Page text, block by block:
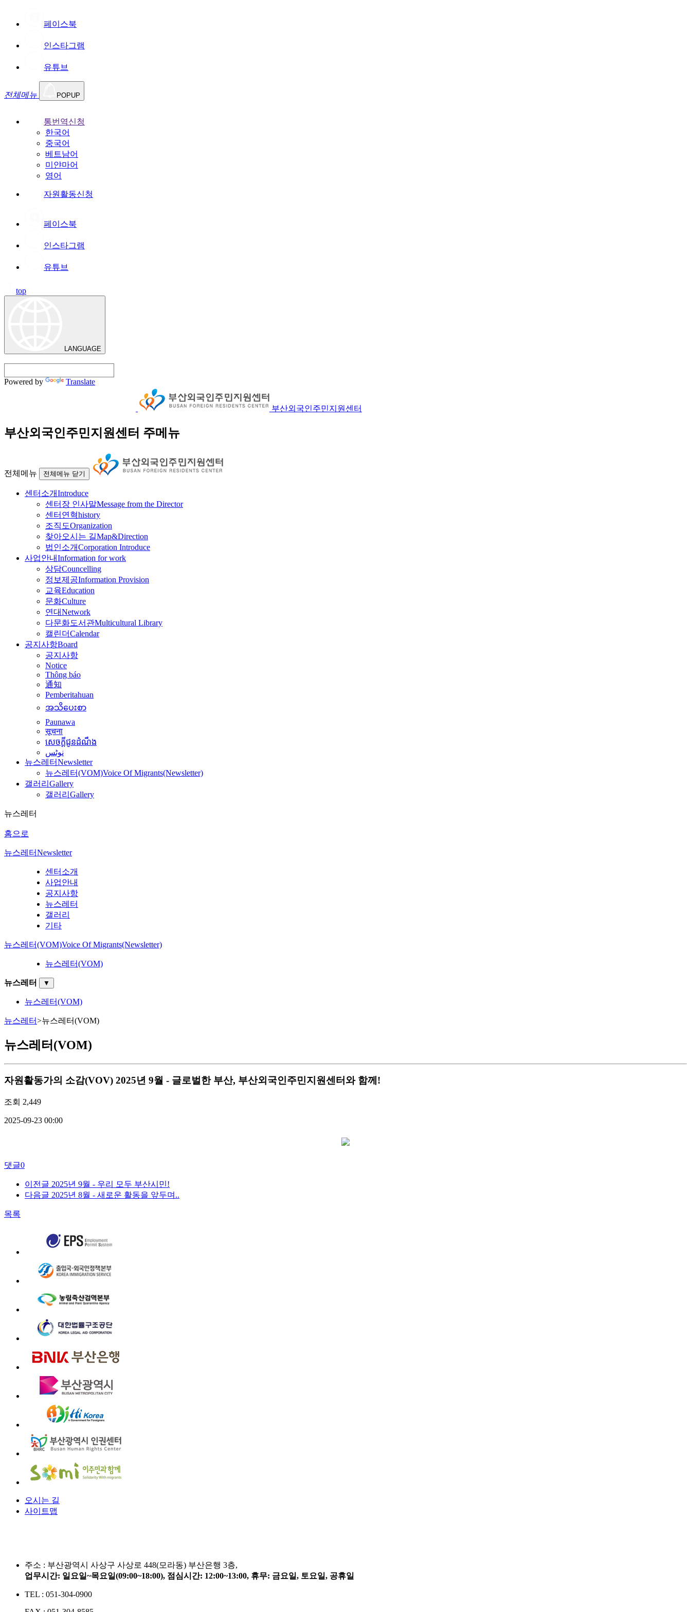
페이스북
인스타그램
유튜브
전체메뉴 POPUP
통번역신청
한국어
중국어
베트남어
미얀마어
영어
자원활동신청
페이스북
인스타그램
유튜브
top
LANGUAGE
Powered by Translate
부산외국인주민지원센터
부산외국인주민지원센터 주메뉴
전체메뉴 전체메뉴 닫기
센터소개Introduce
센터장 인사말Message from the Director
센터연혁history
조직도Organization
찾아오시는 길Map&Direction
법인소개Corporation Introduce
사업안내Information for work
상담Councelling
정보제공Information Provision
교육Education
문화Culture
연대Network
다문화도서관Multicultural Library
캘린더Calendar
공지사항Board
공지사항
Notice
Thông báo
通知
Pemberitahuan
အသိပေးစာ
Paunawa
सूचना
សេចក្តីជូនដំណឹង
نوٹس
뉴스레터Newsletter
뉴스레터(VOM)Voice Of Migrants(Newsletter)
갤러리 Gallery
갤러리 Gallery
뉴스레터
홈으로
뉴스레터Newsletter
센터소개
사업안내
공지사항
뉴스레터
갤러리
기타
뉴스레터(VOM)Voice Of Migrants(Newsletter)
뉴스레터(VOM)
뉴스레터 ▼
뉴스레터(VOM)
뉴스레터>뉴스레터(VOM)
뉴스레터(VOM)
자원활동가의 소감(VOV) 2025년 9월 - 글로벌한 부산, 부산외국인주민지원센터와 함께!
조회 2,449
2025-09-23 00:00
댓글0
이전글 2025년 9월 - 우리 모두 부산시민!
다음글 2025년 8월 - 새로운 활동을 앞두며..
목록
오시는 길
사이트맵
주소 : 부산광역시 사상구 사상로 448(모라동) 부산은행 3층,
업무시간: 일요일~목요일(09:00~18:00), 점심시간: 12:00~13:00, 휴무: 금요일, 토요일, 공휴일
TEL : 051-304-0900